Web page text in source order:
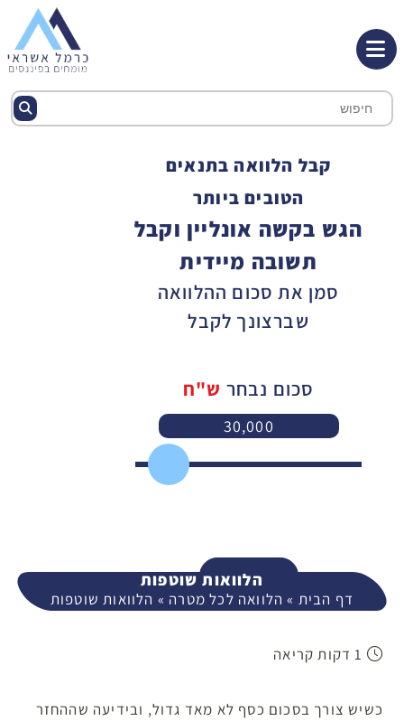
קבל הלוואה בתנאים
הטובים ביותר
הגש בקשה אונליין וקבל
תשובה מיידית
סמן את סכום ההלוואה
שברצונך לקבל
סכום נבחר ש"ח
30,000
המשך
הלוואות שוטפות
דף הבית » הלוואה לכל מטרה » הלוואות שוטפות
כשיש צורך בסכום כסף לא מאד גדול, ובידיעה שההחזר